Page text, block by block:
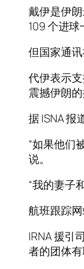
戴伊是伊
109 个进
但国家通
代伊表示
震撼伊朗
据 ISNA 报
“如果他们
说。
“我的妻子
航班跟踪
IRNA 援引
者的团体有